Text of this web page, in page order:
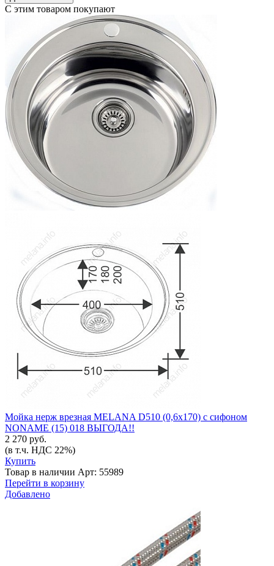
С этим товаром покупают
Мойка нерж врезная MELANA D510 (0,6х170) с сифоном
NONAME (15) 018 ВЫГОДА!!
2 270 руб.
(в т.ч. НДС 22%)
Купить
Товар в наличии Арт: 55989
Перейти в корзину
Добавлено